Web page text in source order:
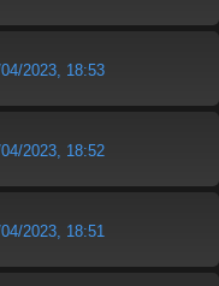
2023, 18:53
2023, 18:52
2023, 18:51